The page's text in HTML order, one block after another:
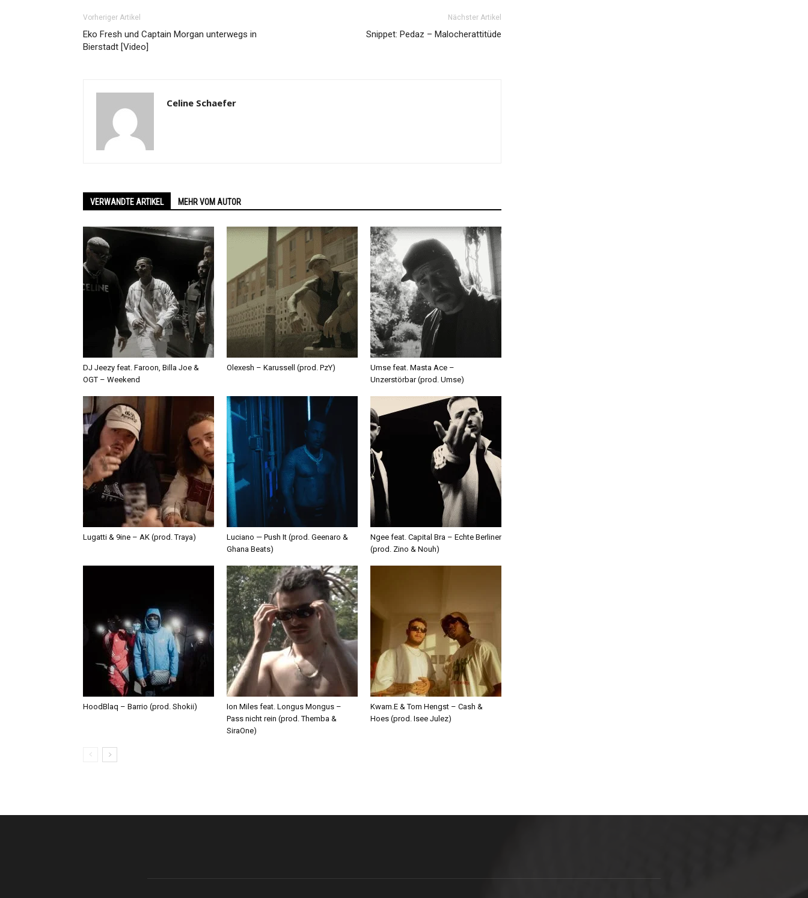
Vorheriger Artikel
Eko Fresh und Captain Morgan unterwegs in
Bierstadt [Video]
Nächster Artikel
Snippet: Pedaz – Malocherattitüde
Celine Schaefer
VERWANDTE ARTIKEL MEHR VOM AUTOR
DJ Jeezy feat. Faroon, Billa Joe &
OGT – Weekend
Olexesh – Karussell (prod. PzY)
Umse feat. Masta Ace –
Unzerstörbar (prod. Umse)
Lugatti & 9ine – AK (prod. Traya)
Luciano — Push It (prod. Geenaro &
Ghana Beats)
Ngee feat. Capital Bra – Echte Berliner
(prod. Zino & Nouh)
HoodBlaq – Barrio (prod. Shokii)
Ion Miles feat. Longus Mongus –
Pass nicht rein (prod. Themba &
SiraOne)
Kwam.E & Tom Hengst – Cash &
Hoes (prod. Isee Julez)